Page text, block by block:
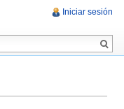
Iniciar sesión